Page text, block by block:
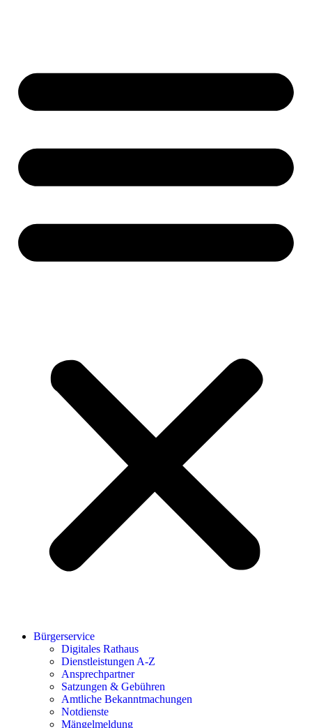
Bürgerservice
Digitales Rathaus
Dienstleistungen A-Z
Ansprechpartner
Satzungen & Gebühren
Amtliche Bekanntmachungen
Notdienste
Mängelmeldung